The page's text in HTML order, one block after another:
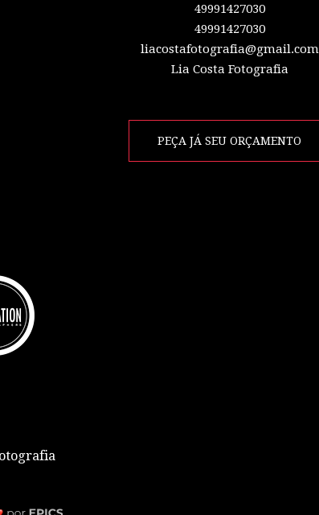
49991427030
49991427030
liacostafotografia@gmail.com
Lia Costa Fotografia
PEÇA JÁ SEU ORÇAMENTO